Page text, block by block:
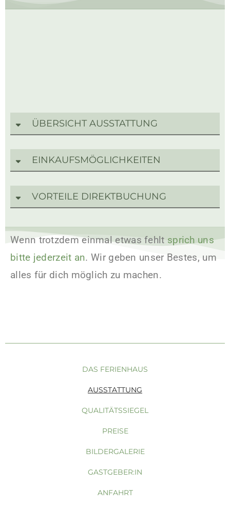
ÜBERSICHT AUSSTATTUNG
EINKAUFSMÖGLICHKEITEN
VORTEILE DIREKTBUCHUNG
Wenn trotzdem einmal etwas fehlt sprich uns
bitte jederzeit an. Wir geben unser Bestes, um
alles für dich möglich zu machen.
DAS FERIENHAUS
AUSSTATTUNG
QUALITÄTSSIEGEL
PREISE
BILDERGALERIE
GASTGEBER:IN
ANFAHRT